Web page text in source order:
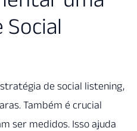
de social listening,
Também é crucial
ser medidos. Isso ajuda